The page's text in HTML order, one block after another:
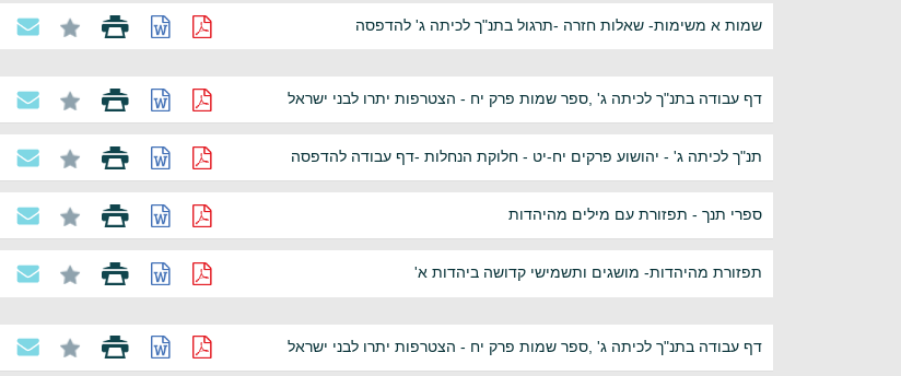
שמות א משימות- שאלות חזרה -תרגול בתנ"ך לכיתה ג' להדפסה
דף עבודה בתנ"ך לכיתה ג' ,ספר שמות פרק יח - הצטרפות יתרו לבני ישראל
תנ"ך לכיתה ג' - יהושוע פרקים יח-יט - חלוקת הנחלות -דף עבודה להדפסה
ספרי תנך - תפזורת עם מילים מהיהדות
תפזורת מהיהדות- מושגים ותשמישי קדושה ביהדות א'
דף עבודה בתנ"ך לכיתה ג' ,ספר שמות פרק יח - הצטרפות יתרו לבני ישראל